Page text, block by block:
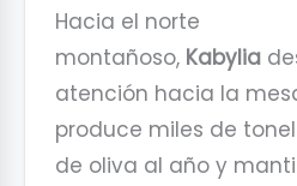
Hacia el norte
montañoso, Kabylia
atención hacia la
produce miles de
de oliva al año y